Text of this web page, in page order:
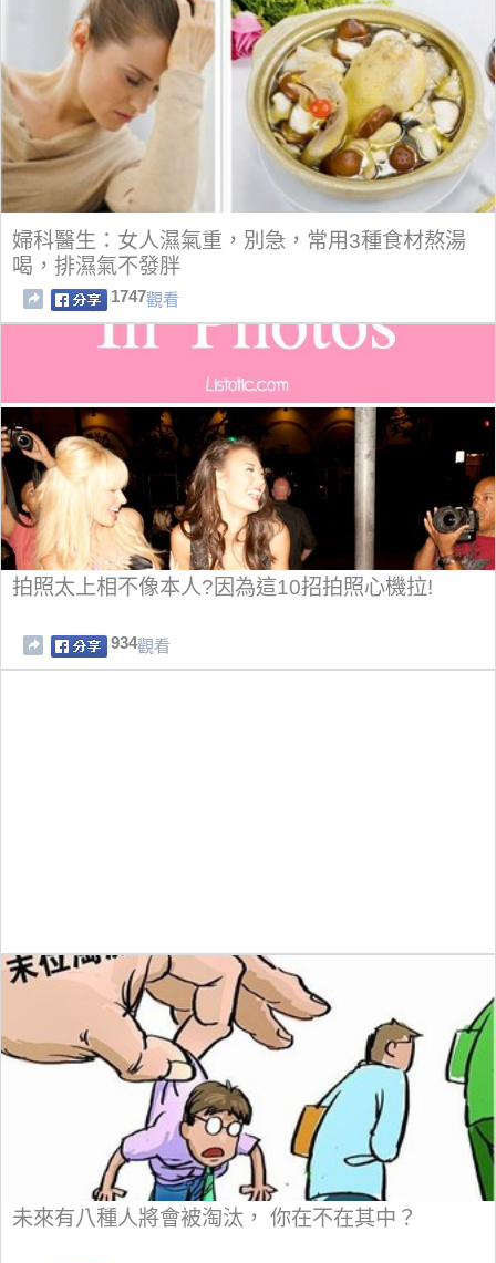
婦科醫生：女人濕氣重，別急，常用3種食材熬湯
喝，排濕氣不發胖
1747觀看
拍照太上相不像本人?因為這10招拍照心機拉!
934觀看
未來有八種人將會被淘汰， 你在不在其中？